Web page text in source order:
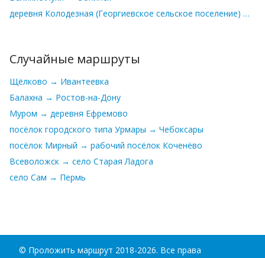
деревня Колодезная (Георгиевское сельское поселение) → село Пыщуг
Случайные маршруты
Щёлково → Ивантеевка
Балахна → Ростов-на-Дону
Муром → деревня Ефремово
посёлок городского типа Урмары → Чебоксары
посёлок Мирный → рабочий посёлок Коченёво
Всеволожск → село Старая Ладога
село Сам → Пермь
© Проложить маршрут 2018-2026. Все права